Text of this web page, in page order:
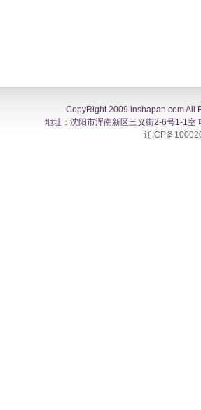
CopyRight 2009 lnshapan.com All
地址：沈阳市浑南新区三义街2-6号1-1
辽ICP备